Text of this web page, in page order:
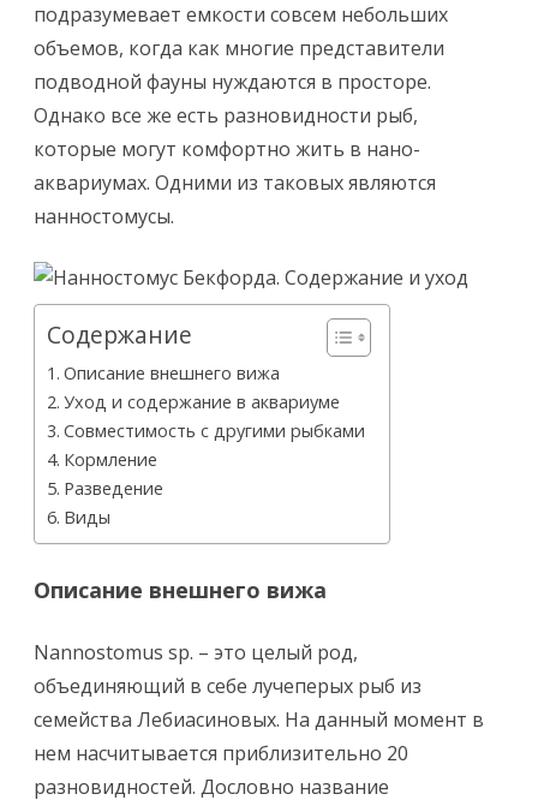
подразумевает емкости совсем небольших
объемов, когда как многие представители
подводной фауны нуждаются в просторе.
Однако все же есть разновидности рыб,
которые могут комфортно жить в нано-
аквариумах. Одними из таковых являются
нанностомусы.
Содержание
Описание внешнего вижа
Уход и содержание в аквариуме
Совместимость с другими рыбками
Кормление
Разведение
Виды
Описание внешнего вижа
Nannostomus sp. – это целый род,
объединяющий в себе лучеперых рыб из
семейства Лебиасиновых. На данный момент в
нем насчитывается приблизительно 20
разновидностей. Дословно название